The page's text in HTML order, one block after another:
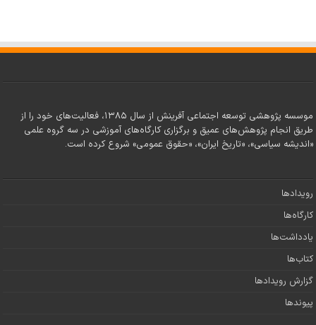
موسسه پژوهشی توسعه اجتماعی آفرینش از سال ۱۳۸۵، فعالیت‌های خود را از
طریق انجام پژوهش‌های عمیق و برگزاری کارگاه‌های آموزشی در سه گروه علمی
«اندیشه سیاسی»، «تاریخ ایران»، «حقوق عمومی» شروع کرده است.
رویدادها
کارگاه‌ها
یادداشت‌ها
کتاب‌ها
گزارش رویدادها
پیوندها